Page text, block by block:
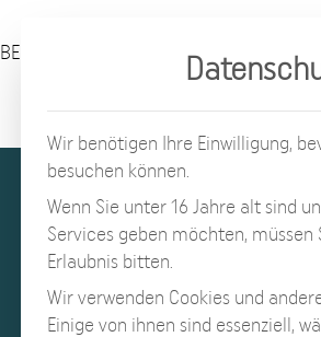
BEINVERLÄNGERUNG BETZBONE
Wir benötigen Ihre Einwilligung,
besuchen können.
Wenn Sie unter 16 Jahre alt sind
Services geben möchten,
Erlaubnis bitten.
Wir verwenden Cookies und
Einige von ihnen sind essenziell,